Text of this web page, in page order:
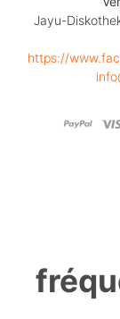
Jayu-
https://